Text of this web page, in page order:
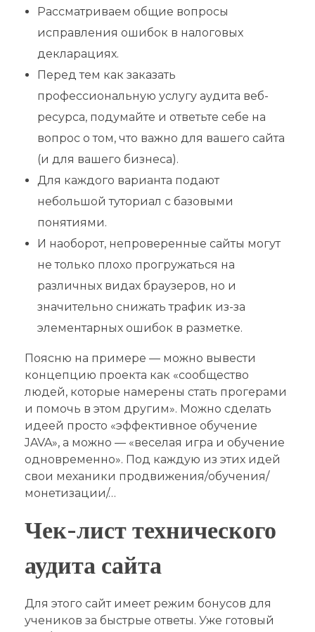
Рассматриваем общие вопросы
исправления ошибок в налоговых
декларациях.
Перед тем как заказать
профессиональную услугу аудита веб-
ресурса, подумайте и ответьте себе на
вопрос о том, что важно для вашего сайта
(и для вашего бизнеса).
Для каждого варианта подают
небольшой туториал с базовыми
понятиями.
И наоборот, непроверенные сайты могут
не только плохо прогружаться на
различных видах браузеров, но и
значительно снижать трафик из-за
элементарных ошибок в разметке.
Поясню на примере — можно вывести
концепцию проекта как «сообщество
людей, которые намерены стать прогерами
и помочь в этом другим». Можно сделать
идеей просто «эффективное обучение
JAVA», а можно — «веселая игра и обучение
одновременно». Под каждую из этих идей
свои механики продвижения/обучения/
монетизации/…
Чек-лист технического
аудита сайта
Для этого сайт имеет режим бонусов для
учеников за быстрые ответы. Уже готовый